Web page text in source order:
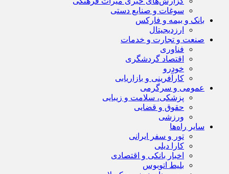
سوغات و صنایع دستی
بانک و بیمه و فارکس
ارزدیجیتال
صنعت و تجارت و خدمات
فناوری
اقتصاد گردشگری
خودرو
کارآفرینی و بازاریابی
عمومی و سرگرمی
پزشکی، سلامت و زیبایی
حقوق و قضایی
ورزشی
سایر راه‌ها
تور و سفر ایرانی
کارا دیلی
اخبار بانکی و اقتصادی
بلیط اتوبوس